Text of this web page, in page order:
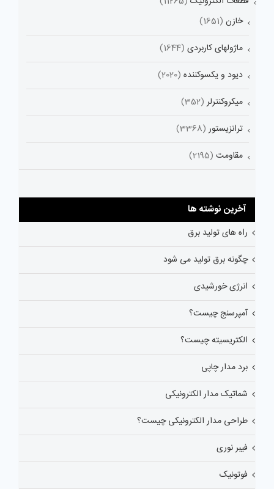
خازن (1651)
ماژولهای کاربردی (1644)
دیود و یکسوکننده (2020)
میکروکنترلر (352)
ترانزیستور (3368)
مقاومت (2195)
آخرین نوشته ها
راه های تولید برق
چگونه برق تولید می شود
انرژی خورشیدی
آمپرسنج چیست؟
الکتریسیته چیست؟
برد مدار چاپی
شماتیک مدار الکترونیکی
طراحی مدار الکترونیکی چیست؟
فیبر نوری
فوتونیک